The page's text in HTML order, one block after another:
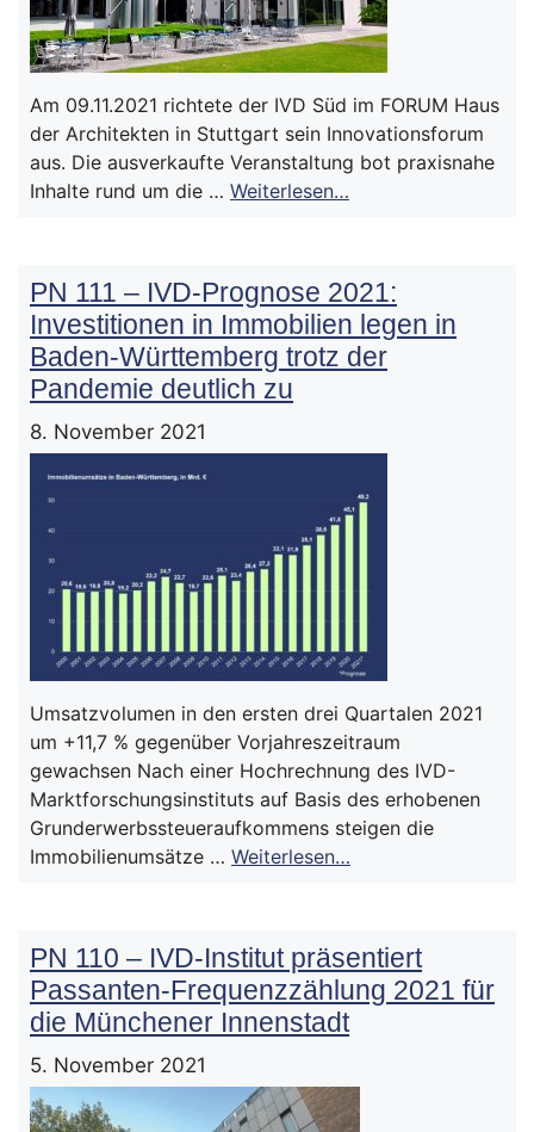
Am 09.11.2021 richtete der IVD Süd im FORUM Haus
der Architekten in Stuttgart sein Innovationsforum
aus. Die ausverkaufte Veranstaltung bot praxisnahe
Inhalte rund um die … Weiterlesen…
PN 111 – IVD-Prognose 2021:
Investitionen in Immobilien legen in
Baden-Württemberg trotz der
Pandemie deutlich zu
8. November 2021
Umsatzvolumen in den ersten drei Quartalen 2021
um +11,7 % gegenüber Vorjahreszeitraum
gewachsen Nach einer Hochrechnung des IVD-
Marktforschungsinstituts auf Basis des erhobenen
Grunderwerbssteueraufkommens steigen die
Immobilienumsätze … Weiterlesen…
PN 110 – IVD-Institut präsentiert
Passanten-Frequenzzählung 2021 für
die Münchener Innenstadt
5. November 2021